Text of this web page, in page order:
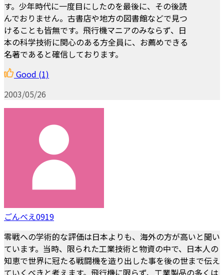
す。少年時代に一度目にしたのを最後に、その後読
んでおりません。古書店や地方の図書館などで見つ
けることも皆無です。飛行機マニアのみならず、日
本の科学技術に関心のある方全員に、お薦めできる
名著であると確信しております。
Good (1)
2003/05/26
ごんべえ0919
零戦への学術的な評価は日本よりも、海外の方が高いと聞い
ています。当時、限られた工業技術と物資の中で、日本人の
知恵で世界に冠たる戦闘機を造り出した事を後の世まで伝え
ていくべきと考えます。飛行機に限らず、工業製品の多くは